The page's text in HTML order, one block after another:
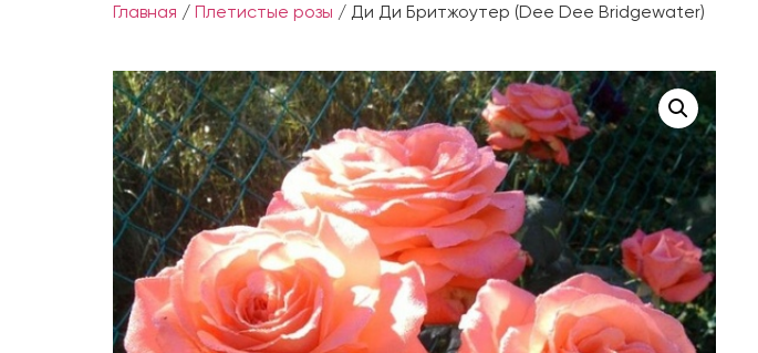
Главная / Плетистые розы / Ди Ди Бритжоутер (Dee Dee Bridgewater)